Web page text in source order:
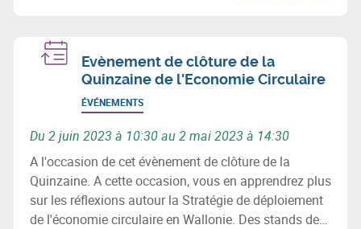
Evènement de clôture de la
Quinzaine de l'Economie Circulaire
ÉVÉNEMENTS
Du 2 juin 2023 à 10:30 au 2 mai 2023 à 14:30
A l'occasion de cet évènement de clôture de la
Quinzaine. A cette occasion, vous en apprendrez plus
sur les réflexions autour la Stratégie de déploiement
de l'économie circulaire en Wallonie. Des stands de